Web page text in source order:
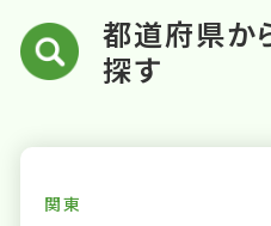
都道府県か
探す
関東